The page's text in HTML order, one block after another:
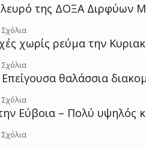
της ΔΟΞΑ Διρφύων
χωρίς ρεύμα την
θαλάσσια
Εύβοια – Πολύ υψηλός